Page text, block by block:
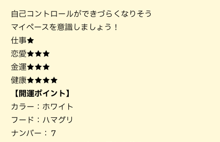
自己コントロールができづらくなりそう
マイペースを意識しましょう！
仕事★
恋愛★★★
金運★★★
健康★★★★
【開運ポイント】
カラー：ホワイト
フード：ハマグリ
ナンバー：７